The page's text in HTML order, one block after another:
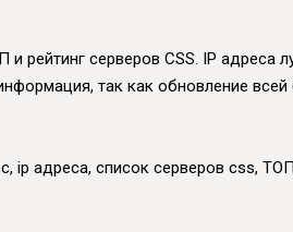
серверов CSS. IP адреса
так как обновление
адреса, список серверов css,